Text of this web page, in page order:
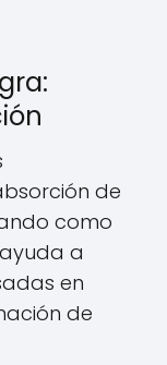
de
como
a
en
de